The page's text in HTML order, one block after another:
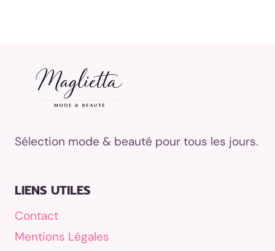
Sélection mode & beauté pour tous les jours.
LIENS UTILES
Contact
Mentions Légales